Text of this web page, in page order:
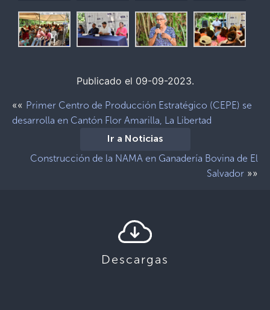
Publicado el 09-09-2023.
«« Primer Centro de Producción Estratégico (CEPE) se
desarrolla en Cantón Flor Amarilla, La Libertad
Ir a Noticias
Construcción de la NAMA en Ganadería Bovina de El
Salvador »»
Descargas